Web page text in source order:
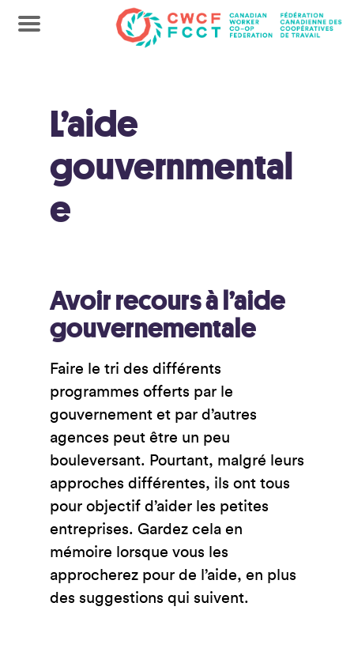
L’aide
gouvernmental
e
Avoir recours à l’aide
gouvernementale
Faire le tri des différents
programmes offerts par le
gouvernement et par d’autres
agences peut être un peu
bouleversant. Pourtant, malgré leurs
approches différentes, ils ont tous
pour objectif d’aider les petites
entreprises. Gardez cela en
mémoire lorsque vous les
approcherez pour de l’aide, en plus
des suggestions qui suivent.